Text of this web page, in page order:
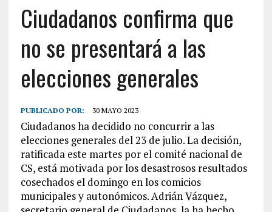
Ciudadanos confirma que
no se presentará a las
elecciones generales
PUBLICADO POR: 30 MAYO 2023
Ciudadanos ha decidido no concurrir a las
elecciones generales del 23 de julio. La decisión,
ratificada este martes por el comité nacional de
CS, está motivada por los desastrosos resultados
cosechados el domingo en los comicios
municipales y autonómicos. Adrián Vázquez,